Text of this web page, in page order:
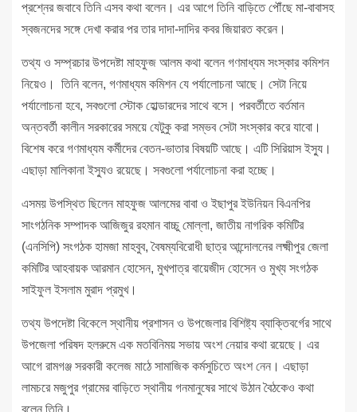
প্রশ্নের জবাবে তিনি এসব কথা বলেন। এর আগে তিনি বাড়িতে পৌঁছে মা-বাবাসহ
স্বজনদের সঙ্গে দেখা করার পর তার দাদা-দাদির কবর জিয়ারত করেন।
তথ্য ও সম্প্রচার উপদেষ্টা মাহফুজ আলম কথা বলেন গণমাধ্যম সংস্কার কমিশন
নিয়েও। তিনি বলেন, গণমাধ্যম কমিশন যে পর্যালোচনা আছে। সেটা নিয়ে
পর্যালোচনা হবে, সবগুলো স্টোক হোল্ডারদের সাথে বসে। পরবর্তীতে বর্তমান
অন্তবর্তী কালীন সরকারের সময়ে যেটুকু করা সম্ভব সেটা সংস্কার করে যাবো।
বিশেষ করে গণমাধ্যম কর্মীদের বেতন-ভাতার বিষয়টি আছে। এটি সিরিয়াস ইস্যু।
এছাড়া মালিকানা ইস্যুও রয়েছে। সবগুলো পর্যালোচনা করা হচ্ছে।
এসময় উপস্থিত ছিলেন মাহফুজ আলমের বাবা ও ইছাপুর ইউনিয়ন বিএনপির
সাংগঠনিক সম্পাদক আজিজুর রহমান বাচ্চু মোল্লা, জাতীয় নাগরিক কমিটির
(এনসিপি) সংগঠক হামজা মাহবুব, বৈষম্যবিরোধী ছাত্র আন্দোলনের লক্ষ্মীপুর জেলা
কমিটির আহবায়ক আরমান হোসেন, মুখপাত্র বায়েজীদ হোসেন ও মুখ্য সংগঠক
সাইফুল ইসলাম মুরাদ প্রমুখ।
তথ্য উপদেষ্টা বিকেলে স্থানীয় প্রশাসন ও উপজেলার বিশিষ্ট্য ব্যাক্তিবর্গের সাথে
উপজেলা পরিষদ হলরুমে এক মতবিনিময় সভায় অংশ নেয়ার কথা রয়েছে। এর
আগে রামগঞ্জ সরকারী কলেজ মাঠে সামাজিক কর্মসুচিতে অংশ নেন। এছাড়া
লামচরে মজুপুর গ্রামের বাড়িতে স্থানীয় গনমানুষের সাথে উঠান বৈঠকেও কথা
বলেন তিনি।